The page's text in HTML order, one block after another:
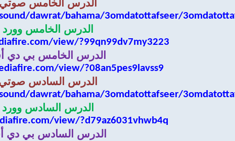
الدرس الخامس صوتي
dawrat/bahama/3omdatottafseer/
الدرس الخامس وورد
view/?99qn99dv7my3223
الدرس الخامس بي دي
view/?08an5pes9lavss9
الدرس السادس
dawrat/bahama/3omdatottafseer/
الدرس السادس وورد
view/?d79az6031vhwb4q
الدرس السادس بي دي